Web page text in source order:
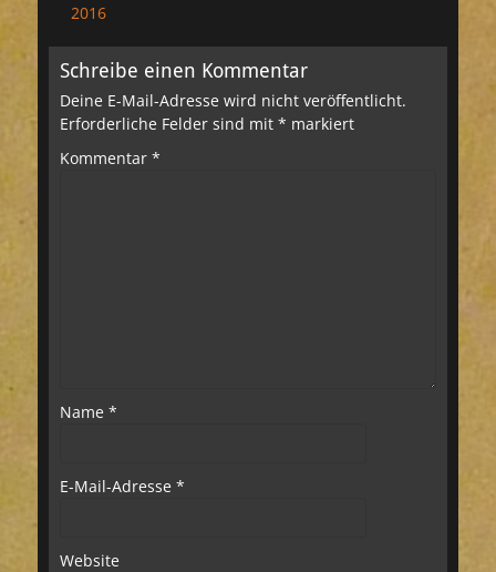
2016
Schreibe einen Kommentar
Deine E-Mail-Adresse wird nicht veröffentlicht.
Erforderliche Felder sind mit * markiert
Kommentar *
Name *
E-Mail-Adresse *
Website